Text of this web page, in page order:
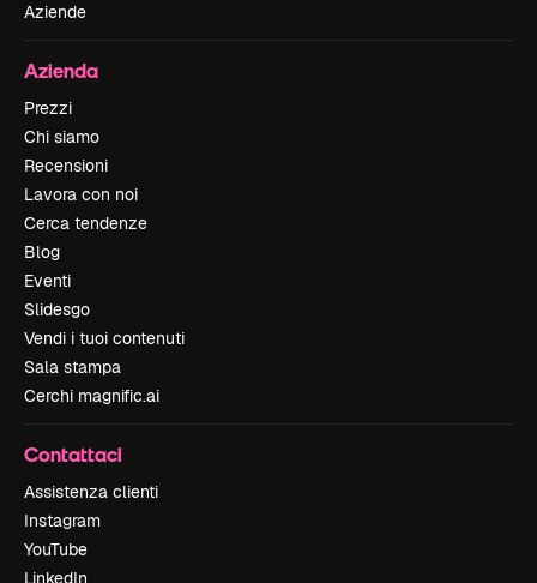
Aziende
Azienda
Prezzi
Chi siamo
Recensioni
Lavora con noi
Cerca tendenze
Blog
Eventi
Slidesgo
Vendi i tuoi contenuti
Sala stampa
Cerchi magnific.ai
Contattaci
Assistenza clienti
Instagram
YouTube
LinkedIn